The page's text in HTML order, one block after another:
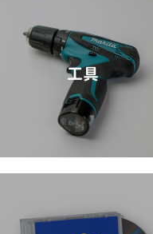
工具